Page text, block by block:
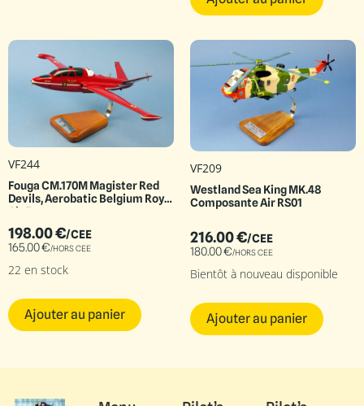
VF244
Fouga CM.170M Magister Red
Devils, Aerobatic Belgium Royal
Air Force
198.00€/CEE
165.00€/HORS CEE
22 en stock
Ajouter au panier
VF209
Westland Sea King MK.48
Composante Air RS01
216.00€/CEE
180.00€/HORS CEE
Bientôt à nouveau disponible
Ajouter au panier